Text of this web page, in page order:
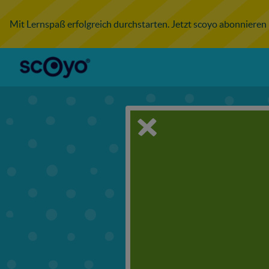
Mit Lernspaß erfolgreich durchstarten. Jetzt scoyo